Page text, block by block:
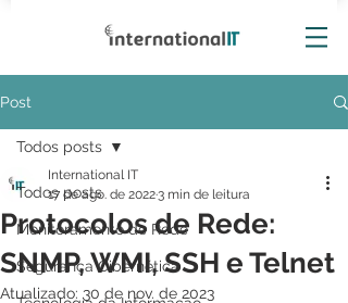
Post
Todos posts
Monitoramento de Rede
Segurança Cibernética
Todos posts
Protocolos de Rede:
SNMP, WMI, SSH e Telnet
International IT
17 de ago. de 20223 min de leitura
Atualizado: 30 de nov. de 2023